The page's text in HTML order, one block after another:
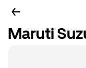
Maruti